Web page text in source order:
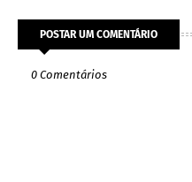
POSTAR UM COMENTÁRIO
0 Comentários